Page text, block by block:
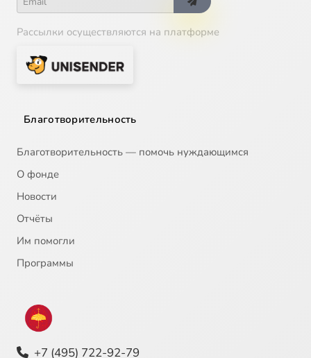
Рассылки осуществляются на платформе
Благотворительность
Благотворительность — помочь нуждающимся
О фонде
Новости
Отчёты
Им помогли
Программы
+7 (495) 722-92-79